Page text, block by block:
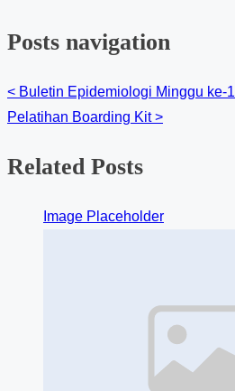
Posts navigation
< Buletin Epidemiologi Minggu ke-1
Pelatihan Boarding Kit>
Related Posts
Image Placeholder